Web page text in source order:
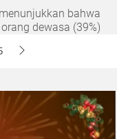
bahwa
dewasa (39%)
usia. Namun,